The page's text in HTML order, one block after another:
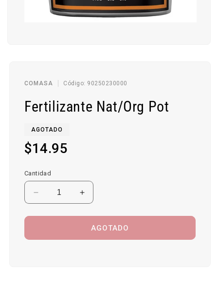
COMASA Código: SKU:
90250230000
Fertilizante Nat/Org Pot
Precio
habitual
$14.95
AGOTADO
Cantidad
Reducir
cantidad
para
Nat/Org
Aumentar
cantidad
para
Fertilizante
Nat/Org
AGOTADO